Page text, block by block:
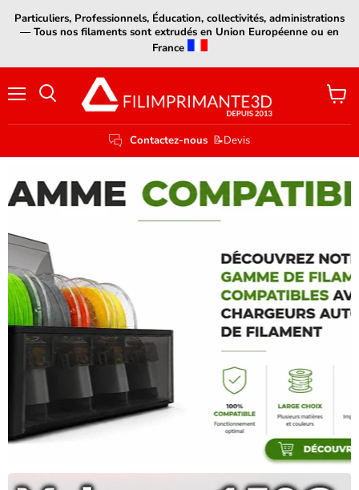
Particuliers, Professionnels, Éducation, collectivités, administrations
— Tous nos filaments sont extrudés en Union Européenne ou en
France
Contactez-nous 📝Devis
Voir
le